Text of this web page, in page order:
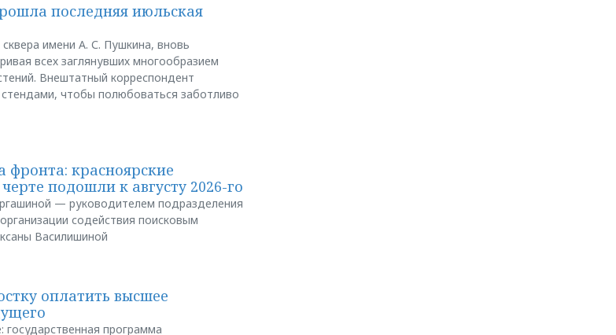
последняя июльская
имени А. С. Пушкина, вновь
всех заглянувших многообразием
Внештатный корреспондент
чтобы полюбоваться заботливо
фронта: красноярские
подошли к августу 2026-го
— руководителем подразделения
содействия поисковым
Василишиной
оплатить высшее
программа